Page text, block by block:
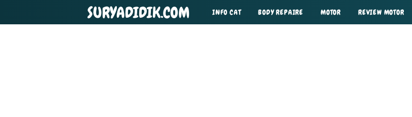
SURYADIDIK.COM INFO CAT BODY REPAIRE MOTOR REVIEW MOTOR